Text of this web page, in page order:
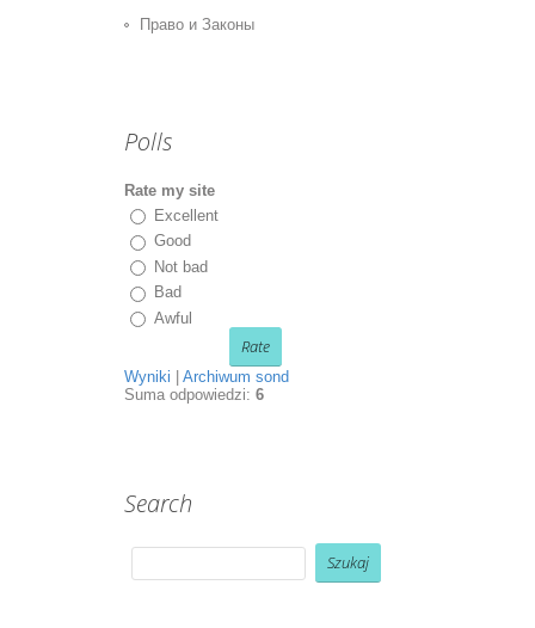
Право и Законы
Polls
Rate my site
Excellent
Good
Not bad
Bad
Awful
Wyniki
Archiwum sond
Suma odpowiedzi: 6
Search